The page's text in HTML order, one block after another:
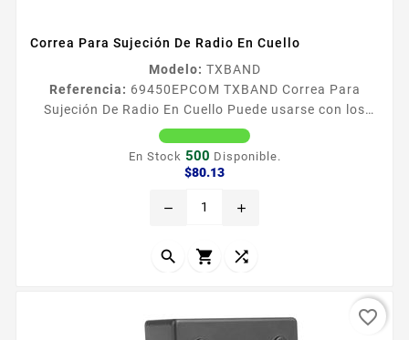
Correa Para Sujeción De Radio En Cuello
Modelo: TXBAND
Referencia: 69450EPCOM TXBAND Correa Para
Sujeción De Radio En Cuello Puede usarse con los
radios PKT03K PKT23K TK3230 TK3230DX NXP500 y
otros dispositivos Correa en color negro Broche de
conexioacuten y desconexioacuten raacutepida
En Stock 500 Disponible.
$80.13Precio
remove add
  
favorite_border